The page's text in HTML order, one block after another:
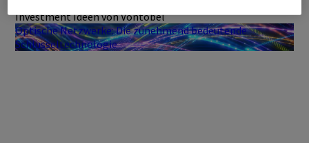
Investment Ideen von Vontobel
Optische Netzwerke: Die zunehmend bedeutende
Schlüsseltechnologie